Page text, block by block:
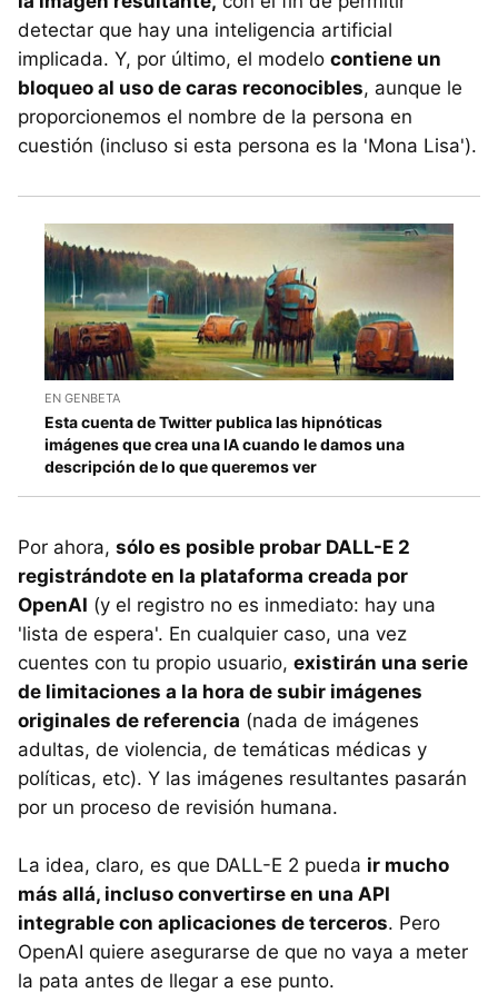
detectar que hay una inteligencia artificial
implicada. Y, por último, el modelo contiene un
bloqueo al uso de caras reconocibles, aunque le
proporcionemos el nombre de la persona en
cuestión (incluso si esta persona es la 'Mona Lisa').
EN GENBETA
Esta cuenta de Twitter publica las hipnóticas
imágenes que crea una IA cuando le damos una
descripción de lo que queremos ver
Por ahora, sólo es posible probar DALL-E 2
registrándote en la plataforma creada por
OpenAI (y el registro no es inmediato: hay una
'lista de espera'. En cualquier caso, una vez
cuentes con tu propio usuario, existirán una serie
de limitaciones a la hora de subir imágenes
originales de referencia (nada de imágenes
adultas, de violencia, de temáticas médicas y
políticas, etc). Y las imágenes resultantes pasarán
por un proceso de revisión humana.
La idea, claro, es que DALL-E 2 pueda ir mucho
más allá, incluso convertirse en una API
integrable con aplicaciones de terceros. Pero
OpenAI quiere asegurarse de que no vaya a meter
la pata antes de llegar a ese punto.